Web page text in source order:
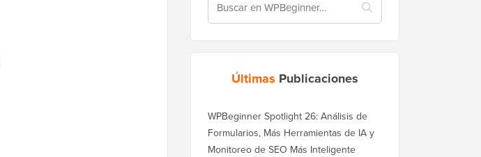
Últimas Publicaciones
WPBeginner Spotlight 26: Análisis de
Formularios, Más Herramientas de IA y
Monitoreo de SEO Más Inteligente